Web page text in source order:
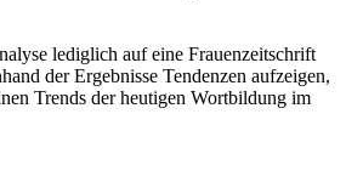
lediglich auf eine Frauenzeitschrift
der Ergebnisse Tendenzen aufzeigen,
Trends der heutigen Wortbildung im